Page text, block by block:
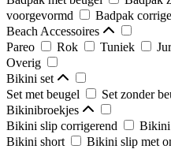
voorgevormd
Badpak
Beach Accessoires
Pareo
Rok Tuniek
Overig
Bikini set
Set met beugel
Set zonder
Bikinibroekjes
Bikini slip corrigerend
Bikini short
Bikini slip met